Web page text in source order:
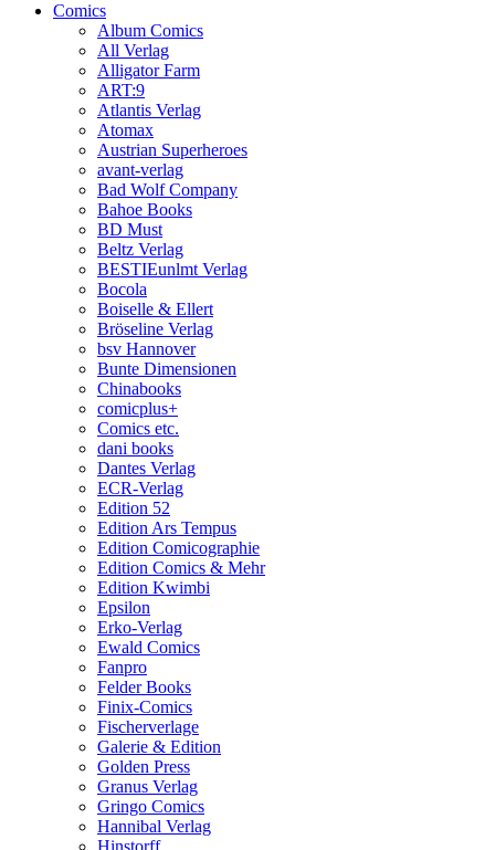
Comics
Album Comics
All Verlag
Alligator Farm
ART:9
Atlantis Verlag
Atomax
Austrian Superheroes
avant-verlag
Bad Wolf Company
Bahoe Books
BD Must
Beltz Verlag
BESTIEunlmt Verlag
Bocola
Boiselle & Ellert
Bröseline Verlag
bsv Hannover
Bunte Dimensionen
Chinabooks
comicplus+
Comics etc.
dani books
Dantes Verlag
ECR-Verlag
Edition 52
Edition Ars Tempus
Edition Comicographie
Edition Comics & Mehr
Edition Kwimbi
Epsilon
Erko-Verlag
Ewald Comics
Fanpro
Felder Books
Finix-Comics
Fischerverlage
Galerie & Edition
Golden Press
Granus Verlag
Gringo Comics
Hannibal Verlag
Hinstorff